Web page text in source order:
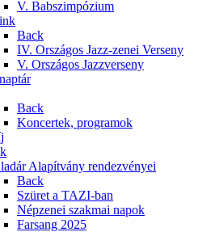
V. Babszimpózium
Back
IV. Országos Jazz-zenei Verseny
V. Országos Jazzverseny
Back
Koncertek, programok
Alapítvány rendezvényei
Back
Szüret a TAZI-ban
Népzenei szakmai napok
Farsang 2025